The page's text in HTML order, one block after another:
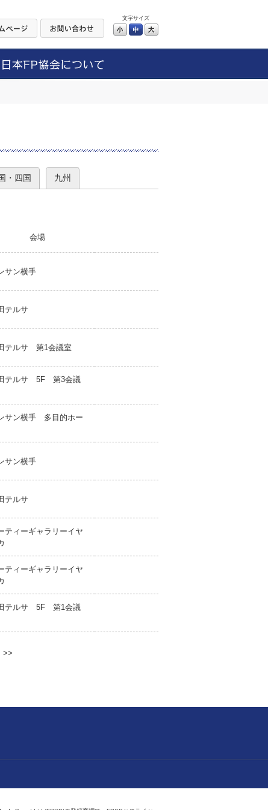
文字サイズ
小 中
・四国 九州
会場
サン横手
テルサ
テルサ 第1会議室
テルサ 5F 第3会議
サン横手 多目的ホー
サン横手
テルサ
ティーギャラリーイヤ
ティーギャラリーイヤ
テルサ 5F 第1会議
>>